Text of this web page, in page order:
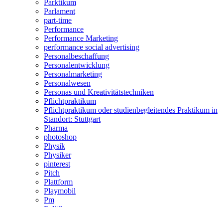
Parktikum
Parlament
part-time
Performance
Performance Marketing
performance social advertising
Personalbeschaffung
Personalentwicklung
Personalmarketing
Personalwesen
Personas und Kreativitätstechniken
Pflichtpraktikum
Pflichtpraktikum oder studienbegleitendes Praktikum in
Standort: Stuttgart
Pharma
photoshop
Physik
Physiker
pinterest
Pitch
Plattform
Playmobil
Pm